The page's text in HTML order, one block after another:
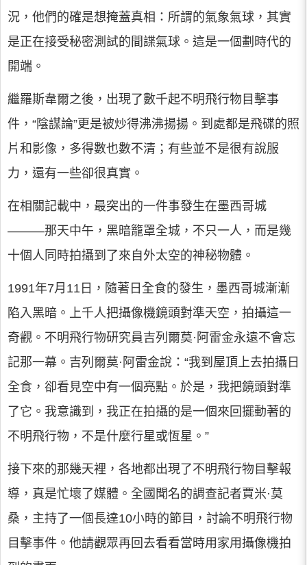
況，他們的確是想掩蓋真相：所謂的氣象氣球，其實
是正在接受秘密測試的間諜氣球。這是一個劃時代的
開端。
繼羅斯韋爾之後，出現了數千起不明飛行物目擊事
件，“陰謀論”更是被炒得沸沸揚揚。到處都是飛碟的照
片和影像，多得數也數不清；有些並不是很有說服
力，還有一些卻很真實。
在相關記載中，最突出的一件事發生在墨西哥城
———那天中午，黑暗籠罩全城，不只一人，而是幾
十個人同時拍攝到了來自外太空的神秘物體。
1991年7月11日，隨著日全食的發生，墨西哥城漸漸
陷入黑暗。上千人把攝像機鏡頭對準天空，拍攝這一
奇觀。不明飛行物研究員吉列爾莫·阿雷金永遠不會忘
記那一幕。吉列爾莫·阿雷金說：“我到屋頂上去拍攝日
全食，卻看見空中有一個亮點。於是，我把鏡頭對準
了它。我意識到，我正在拍攝的是一個來回擺動著的
不明飛行物，不是什麼行星或恆星。”
接下來的那幾天裡，各地都出現了不明飛行物目擊報
導，真是忙壞了媒體。全國聞名的調查記者賈米·莫
桑，主持了一個長達10小時的節目，討論不明飛行物
目擊事件。他請觀眾再回去看看當時用家用攝像機拍